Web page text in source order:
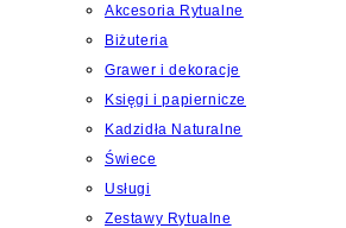
Akcesoria Rytualne
Biżuteria
Grawer i dekoracje
Księgi i papiernicze
Kadzidła Naturalne
Świece
Usługi
Zestawy Rytualne